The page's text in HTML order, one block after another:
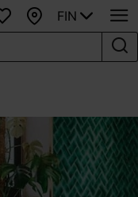
SuosikitKartta
FIN